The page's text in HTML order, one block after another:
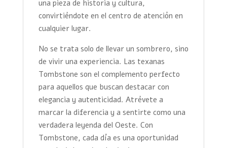
una pieza de historia y cultura,
convirtiéndote en el centro de atención en
cualquier lugar.
No se trata solo de llevar un sombrero, sino
de vivir una experiencia. Las texanas
Tombstone son el complemento perfecto
para aquellos que buscan destacar con
elegancia y autenticidad. Atrévete a
marcar la diferencia y a sentirte como una
verdadera leyenda del Oeste. Con
Tombstone, cada día es una oportunidad